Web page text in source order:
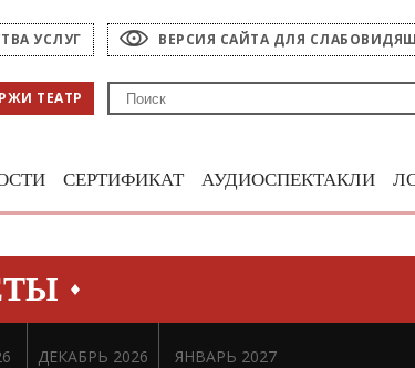
УСЛУГ ВЕРСИЯ САЙТА ДЛЯ
ТЕАТР
СЕРТИФИКАТ АУДИОСПЕКТАКЛИ
ДЕКАБРЬ 2026 ЯНВАРЬ 2027